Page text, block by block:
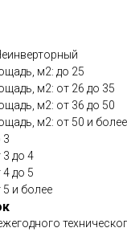
м2: до 25
м2: от 26 до 35
м2: от 36 до 50
м2: от 50 и более
3
3 до 4
до 5
5 и более